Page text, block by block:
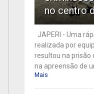
no centro
JAPERI - Uma
realizada por
resultou na prisão
na apreensão de
Mais